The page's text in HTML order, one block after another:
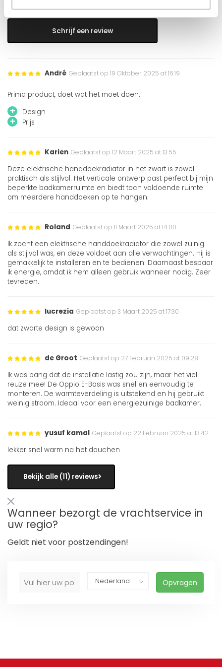
Schrijf een review
André Geplaatst op 19 Oktober 2025 at 16:19
Prima product, doet wat het moet doen.
+ Design
+ Prijs
Karien Geplaatst op 12 Maart 2025 at 13:55
Deze elektrische handdoekradiator in het zwart is zowel
praktisch als stijlvol. Het verticale ontwerp past perfect bij mijn
beperkte badkamerruimte en biedt toch voldoende ruimte
om meerdere handdoeken op te hangen.
Roland Geplaatst op 11 Maart 2025 at 14:00
Ik zocht een elektrische handdoekradiator die zowel zuinig
als stijlvol was, en deze voldoet aan alle verwachtingen. Hij is
gemakkelijk te installeren en te bedienen. Daarnaast bespaar
ik energie, omdat ik hem alleen gebruik wanneer nodig. Zeer
tevreden.
lucrezia Geplaatst op 3 Maart 2025 at 17:30
dat zwarte design is gewoon
de Groot Geplaatst op 27 Februari 2025 at 09:28
Ik was bang dat de installatie lastig zou zijn, maar het viel
reuze mee! De Oppio E-Basis was snel en eenvoudig te
monteren. De warmteverdeling is uitstekend en hij gebruikt
weinig stroom. Ideaal voor een energiezuinige badkamer.
yusuf kamal Geplaatst op 22 Februari 2025 at 13:42
lekker snel warm na het douchen
Bekijk alle (11) reviews
Wanneer bezorgt de vrachtservice in
uw regio?
Geldt niet voor postzendingen!
Opvragen